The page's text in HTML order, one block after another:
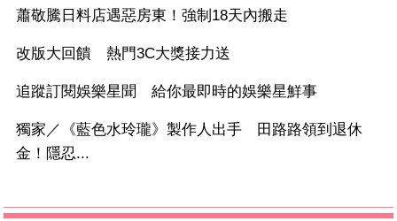
蕭敬騰日料店遇惡房東！強制18天內搬走
改版大回饋 熱門3C大獎接力送
追蹤訂閱娛樂星聞 給你最即時的娛樂星鮮事
獨家／《藍色水玲瓏》製作人出手 田路路領到退休
金！隱忍...